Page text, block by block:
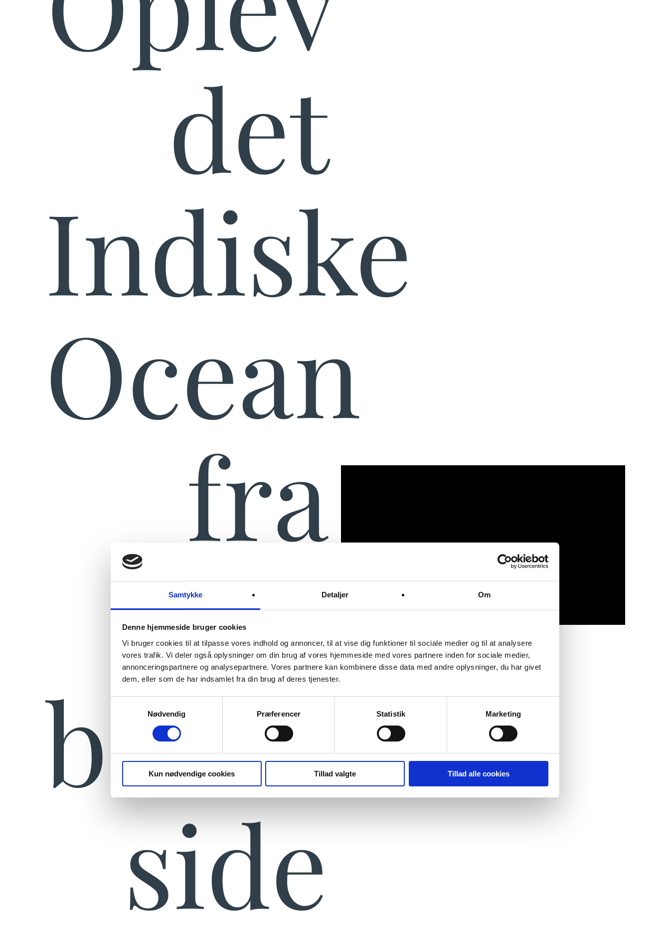
Samtykke Detaljer Om
Denne hjemmeside bruger cookies
Vi bruger cookies til at tilpasse vores indhold og annoncer, til at vise dig funktioner til sociale medier og til at analysere
vores trafik. Vi deler også oplysninger om din brug af vores hjemmeside med vores partnere inden for sociale medier,
annonceringspartnere og analysepartnere. Vores partnere kan kombinere disse data med andre oplysninger, du har givet
dem, eller som de har indsamlet fra din brug af deres tjenester.
Nødvendig
Præferencer Statistik Marketing
Kun nødvendige cookies Tillad valgte Tillad alle cookies
det
Indiske
Ocean
fra
sin
bedste
side